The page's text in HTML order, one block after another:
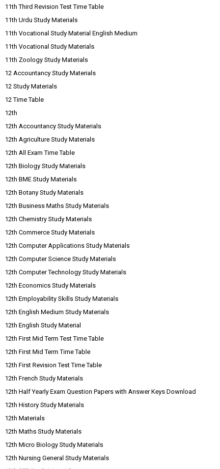
11th Third Revision Test Time Table
11th Urdu Study Materials
11th Vocational Study Material English Medium
11th Vocational Study Materials
11th Zoology Study Materials
12 Accountancy Study Materials
12 Study Materials
12 Time Table
12th
12th Accountancy Study Materials
12th Agriculture Study Materials
12th All Exam Time Table
12th Biology Study Materials
12th BME Study Materials
12th Botany Study Materials
12th Business Maths Study Materials
12th Chemistry Study Materials
12th Commerce Study Materials
12th Computer Applications Study Materials
12th Computer Science Study Materials
12th Computer Technology Study Materials
12th Economics Study Materials
12th Employability Skills Study Materials
12th English Medium Study Materials
12th English Study Material
12th First Mid Term Test Time Table
12th First Mid Term Time Table
12th First Revision Test Time Table
12th French Study Materials
12th Half Yearly Exam Question Papers with Answer Keys Download
12th History Study Materials
12th Materials
12th Maths Study Materials
12th Micro Biology Study Materials
12th Nursing General Study Materials